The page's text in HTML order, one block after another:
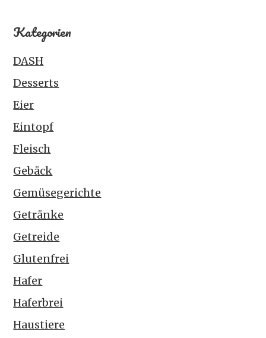
Kategorien
DASH
Desserts
Eier
Eintopf
Fleisch
Gebäck
Gemüsegerichte
Getränke
Getreide
Glutenfrei
Hafer
Haferbrei
Haustiere